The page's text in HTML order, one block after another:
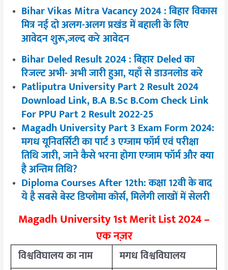
Bihar Vikas Mitra Vacancy 2024 : बिहार विकास
मित्र नई दो अलग-अलग प्रखंड में बहाली के लिए
आवेदन शुरू,जल्द करे आवेदन
Bihar Deled Result 2024 : बिहार Deled का
रिजल्ट अभी- अभी जारी हुआ, यहाँ से डाउनलोड करे
Patliputra University Part 2 Result 2024
Download Link, B.A B.Sc B.Com Check Link
For PPU Part 2 Result 2022-25
Magadh University Part 3 Exam Form 2024:
मगध यूनिवर्सिटी का पार्ट 3 एग्जाम फॉर्म एवं परीक्षा
तिथि जारी, जाने कैसे भरना होगा एग्जाम फॉर्म और क्या
है अन्तिम तिथि?
Diploma Courses After 12th: कक्षा 12वी के बाद
ये है सबसे बेस्ट डिप्लोमा कोर्स, मिलेगी लाखों में सेलरी
Magadh University 1st Merit List 2024 –
एक नज़र
विश्वविघालय का नाम
मगध विश्वविघालय